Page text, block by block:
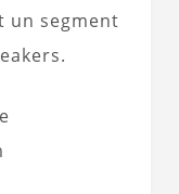
un segment